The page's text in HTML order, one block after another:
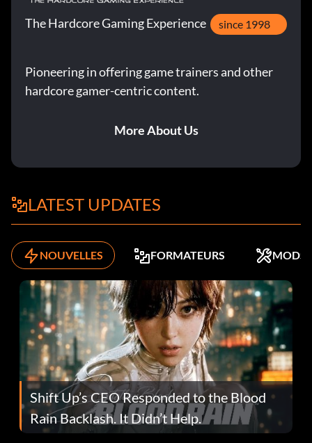
The Hardcore Gaming Experience since 1998
Pioneering in offering game trainers and other
hardcore gamer-centric content.
More About Us
LATEST UPDATES
NOUVELLES FORMATEURS MODS
Shift Up’s CEO Responded to the Blood
Rain Backlash. It Didn’t Help.